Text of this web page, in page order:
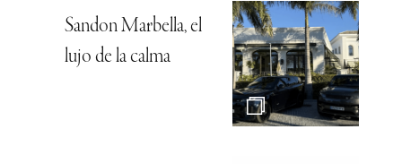
Sandon Marbella, el
lujo de la calma